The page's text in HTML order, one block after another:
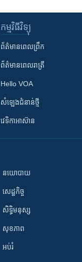
កម្មវិធី​វិទ្យុ
ព័ត៌មាន​ពេល​ព្រឹក
ព័ត៌មាន​​ពេល​រាត្រី
Hello VOA
សំឡេង​ជំនាន់​ថ្មី
វេទិកា​អាស៊ាន
នយោបាយ
សេដ្ឋកិច្ច
សិទ្ធិមនុស្ស
សុខភាព
អប់រំ